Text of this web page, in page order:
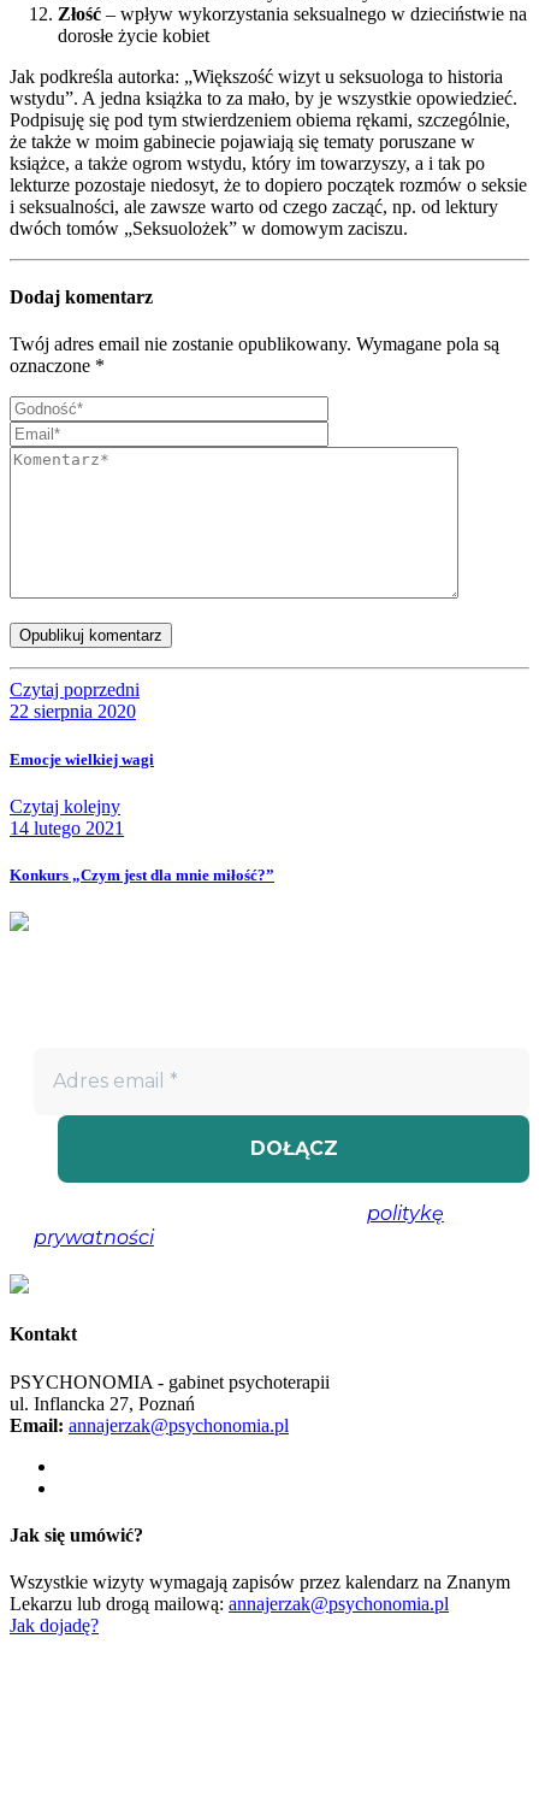
Złość – wpływ wykorzystania seksualnego w dzieciństwie na
dorosłe życie kobiet
Jak podkreśla autorka: „Większość wizyt u seksuologa to historia
wstydu”. A jedna książka to za mało, by je wszystkie opowiedzieć.
Podpisuję się pod tym stwierdzeniem obiema rękami, szczególnie,
że także w moim gabinecie pojawiają się tematy poruszane w
książce, a także ogrom wstydu, który im towarzyszy, a i tak po
lekturze pozostaje niedosyt, że to dopiero początek rozmów o seksie
i seksualności, ale zawsze warto od czego zacząć, np. od lektury
dwóch tomów „Seksuolożek” w domowym zaciszu.
Dodaj komentarz
Twój adres email nie zostanie opublikowany. Wymagane pola są
oznaczone *
Opublikuj komentarz
Czytaj poprzedni
22 sierpnia 2020
Emocje wielkiej wagi
Czytaj kolejny
14 lutego 2021
Konkurs „Czym jest dla mnie miłość?”
politykę
prywatności, aby uzyskać więcej informacji.
Kontakt
PSYCHONOMIA - gabinet psychoterapii
ul. Inflancka 27, Poznań
Email: annajerzak@psychonomia.pl
Jak się umówić?
Wszystkie wizyty wymagają zapisów przez kalendarz na Znanym
Lekarzu lub drogą mailową: annajerzak@psychonomia.pl
Jak dojadę?